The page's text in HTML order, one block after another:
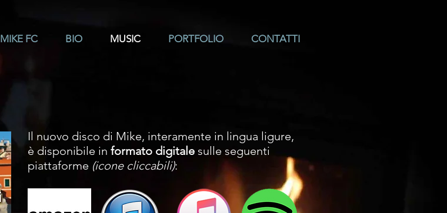
MIKE FC BIO MUSIC PORTFOLIO CONTATTI
Il nuovo disco di Mike, interamente in lingua ligure,
è disponibile in formato digitale sulle seguenti
piattaforme (icone cliccabili):